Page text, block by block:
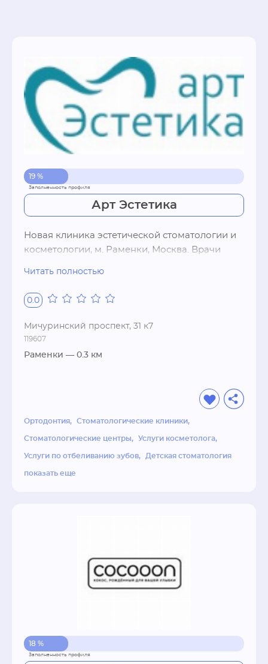
19 %
Арт Эстетика
Новая клиника эстетической стоматологии и
косметологии, м. Раменки, Москва. Врачи
и материалы. Скидки постоянным клиентам.
Способы оплаты: банковские карты,
наличный расчет.
Читать полностью
0.0
Мичуринский проспект, 31 к7
119607
Раменки — 0.3 км
Ортодонтия Стоматологические клиники
Стоматологические центры Услуги косметолога
Услуги по отбеливанию зубов Детская стоматология
показать еще
18 %